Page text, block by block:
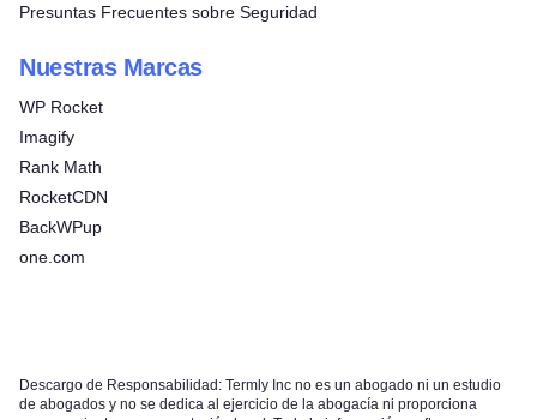
Presuntas Frecuentes sobre Seguridad
Nuestras Marcas
WP Rocket
Imagify
Rank Math
RocketCDN
BackWPup
one.com
Descargo de Responsabilidad: Termly Inc no es un abogado ni un estudio
de abogados y no se dedica al ejercicio de la abogacía ni proporciona